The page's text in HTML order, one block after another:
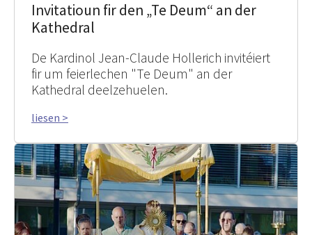
Invitatioun fir den „Te Deum“ an der
Kathedral
De Kardinol Jean-Claude Hollerich invitéiert
fir um feierlechen "Te Deum" an der
Kathedral deelzehuelen.
liesen >